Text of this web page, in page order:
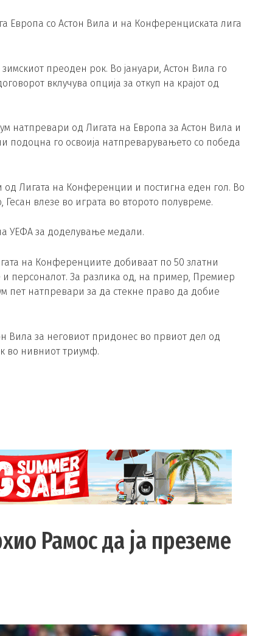
Европа со Астон Вила и на Конференциската лига
преоден рок. Во јануари, Астон Вила го
вклучува опција за откуп на крајот од
натпревари од Лигата на Европа за Астон Вила и
подоцна го освоија натпреварувањето со победа
од Лигата на Конференции и постигна еден гол. Во
влезе во играта во второто полувреме.
УЕФА за доделување медали.
на Конференциите добиваат по 50 златни
персоналот. За разлика од, на пример, Премиер
пет натпревари за да стекне право да добие
Вила за неговиот придонес во првиот дел од
во нивниот триумф.
Рамос да ја преземе